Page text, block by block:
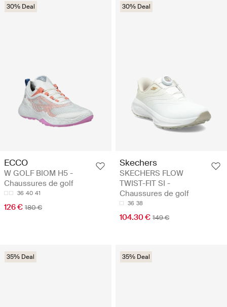
30% Deal
ECCO
W GOLF BIOM H5 -
Chaussures de golf
36 40 41
126 € 180 €
30% Deal
Skechers
SKECHERS FLOW
TWIST-FIT SI -
Chaussures de golf
36 38
104.30 € 149 €
35% Deal 35% Deal